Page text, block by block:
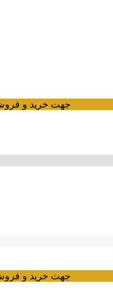
جهت خرید و فروش
جهت خرید و فروش